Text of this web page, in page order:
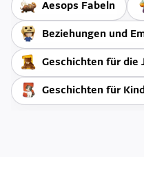
Aesops Fabeln
Beziehungen und
Geschichten für die
Geschichten für